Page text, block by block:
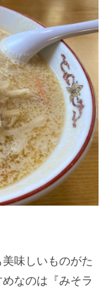
味しいものがた
なのは『みそラ